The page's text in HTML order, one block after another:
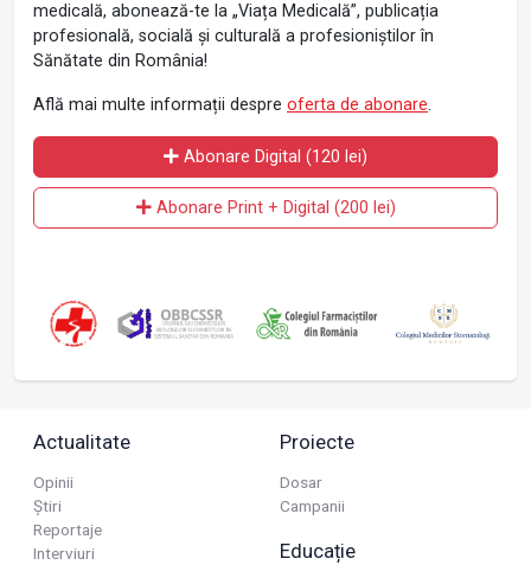
medicală, abonează-te la „Viața Medicală”, publicația
profesională, socială și culturală a profesioniștilor în
Sănătate din România!
Află mai multe informații despre oferta de abonare.
Abonare Digital (120 lei)
Abonare Print + Digital (200 lei)
Actualitate
Opinii
Știri
Reportaje
Interviuri
Proiecte
Dosar
Campanii
Educație